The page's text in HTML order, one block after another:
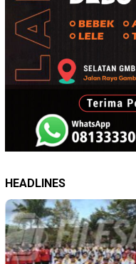
HEADLINES